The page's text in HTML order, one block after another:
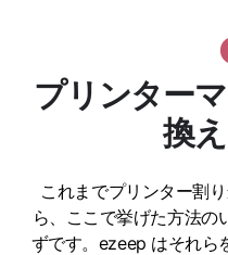
プリンター
換
これまでプリンター割
ら、ここで挙げた方法の
ずです。ezeep はそれら